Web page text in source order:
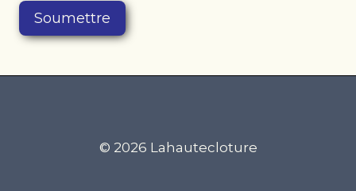
© 2026 Lahautecloture